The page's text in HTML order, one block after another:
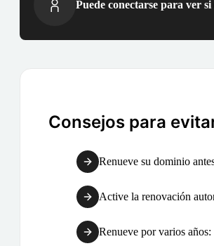
Puede conectarse para ver
Consejos para
Renueve su dominio
Active la renovación
Renueve por varios